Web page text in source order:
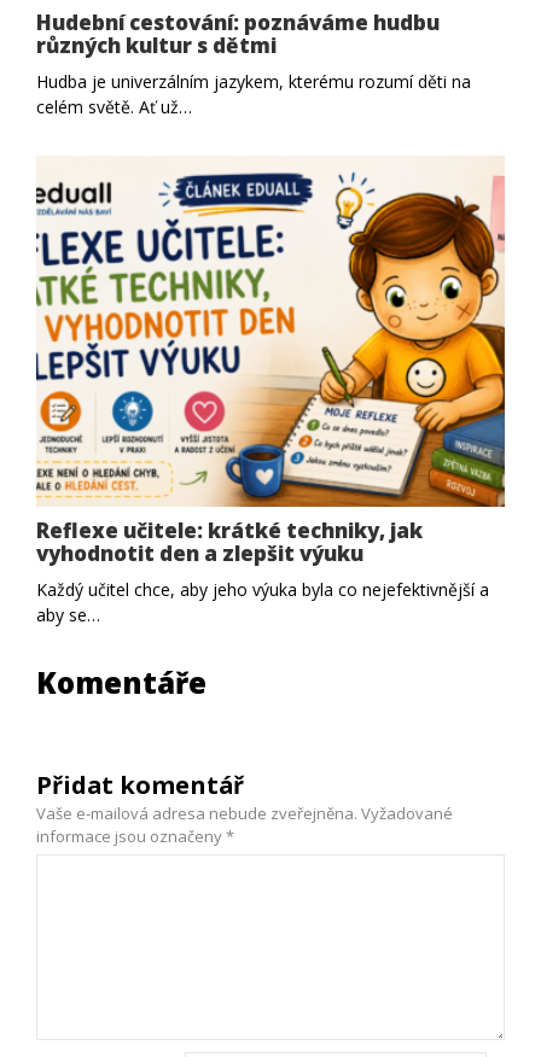
Hudební cestování: poznáváme hudbu
různých kultur s dětmi
Hudba je univerzálním jazykem, kterému rozumí děti na
celém světě. Ať už…
Reflexe učitele: krátké techniky, jak
vyhodnotit den a zlepšit výuku
Každý učitel chce, aby jeho výuka byla co nejefektivnější a
aby se…
Komentáře
Přidat komentář
Vaše e-mailová adresa nebude zveřejněna. Vyžadované
informace jsou označeny*